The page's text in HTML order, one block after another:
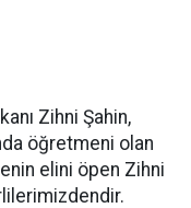
Zihni Şahin,
öğretmeni olan
elini öpen Zihni